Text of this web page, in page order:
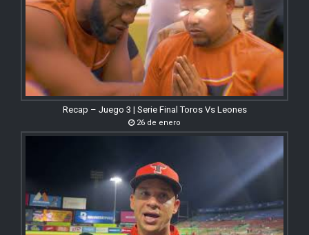
Recap – Juego 3 | Serie Final Toros Vs Leones
26 de enero